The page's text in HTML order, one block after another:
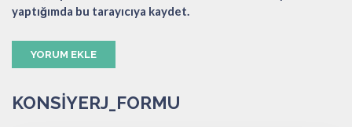
yaptığımda bu tarayıcıya kaydet.
KONSIYERJ_FORMU